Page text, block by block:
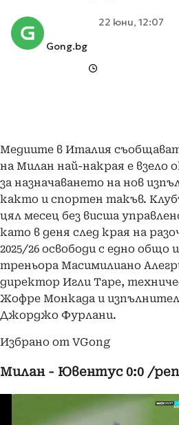
Gong.bg
22 юни, 12:07
Медиите в Италия
на Милан най-накрая е взело
за назначаването на нов
както и спортен такъв.
цял месец без висша
като в деня след края на
2025/26 освободи с едно общо
треньора Масимилиано
директор Игли Таре,
Жофре Монкада и
Джорджо Фурлани.
Избрано от VGong
Милан - Ювентус 0:0 /